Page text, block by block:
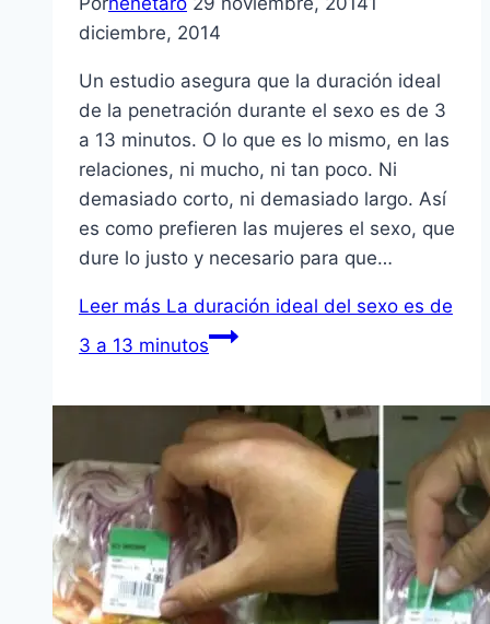
diciembre, 2014
Un estudio asegura que la duración ideal
de la penetración durante el sexo es de 3
a 13 minutos. O lo que es lo mismo, en las
relaciones, ni mucho, ni tan poco. Ni
demasiado corto, ni demasiado largo. Así
es como prefieren las mujeres el sexo, que
dure lo justo y necesario para que…
Leer más La duración ideal del sexo es de
3 a 13 minutos